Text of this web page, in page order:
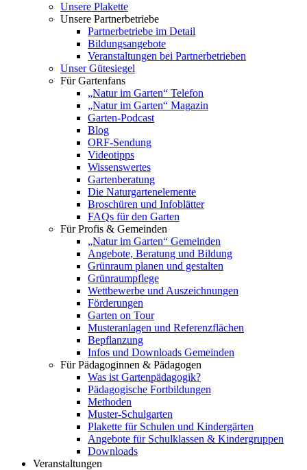
Unsere Plakette
Unsere Partnerbetriebe
Partnerbetriebe im Detail
Bildungsangebote
Veranstaltungen bei Partnerbetrieben
Unser Gütesiegel
Für Gartenfans
„Natur im Garten“ Telefon
„Natur im Garten“ Magazin
Garten-Podcast
Blog
ORF-Sendung
Videotipps
Wissenswertes
Gartenberatung
Die Naturgartenelemente
Broschüren und Infoblätter
FAQs für den Garten
Für Profis & Gemeinden
„Natur im Garten“ Gemeinden
Angebote, Beratung und Bildung
Grünraum planen und gestalten
Grünraumpflege
Wettbewerbe und Auszeichnungen
Förderungen
Garten on Tour
Musteranlagen und Referenzflächen
Bepflanzung
Infos und Downloads Gemeinden
Für Pädagoginnen & Pädagogen
Was ist Gartenpädagogik?
Pädagogische Fortbildungen
Methoden
Muster-Schulgarten
Plakette für Schulen und Kindergärten
Angebote für Schulklassen & Kindergruppen
Downloads
Veranstaltungen